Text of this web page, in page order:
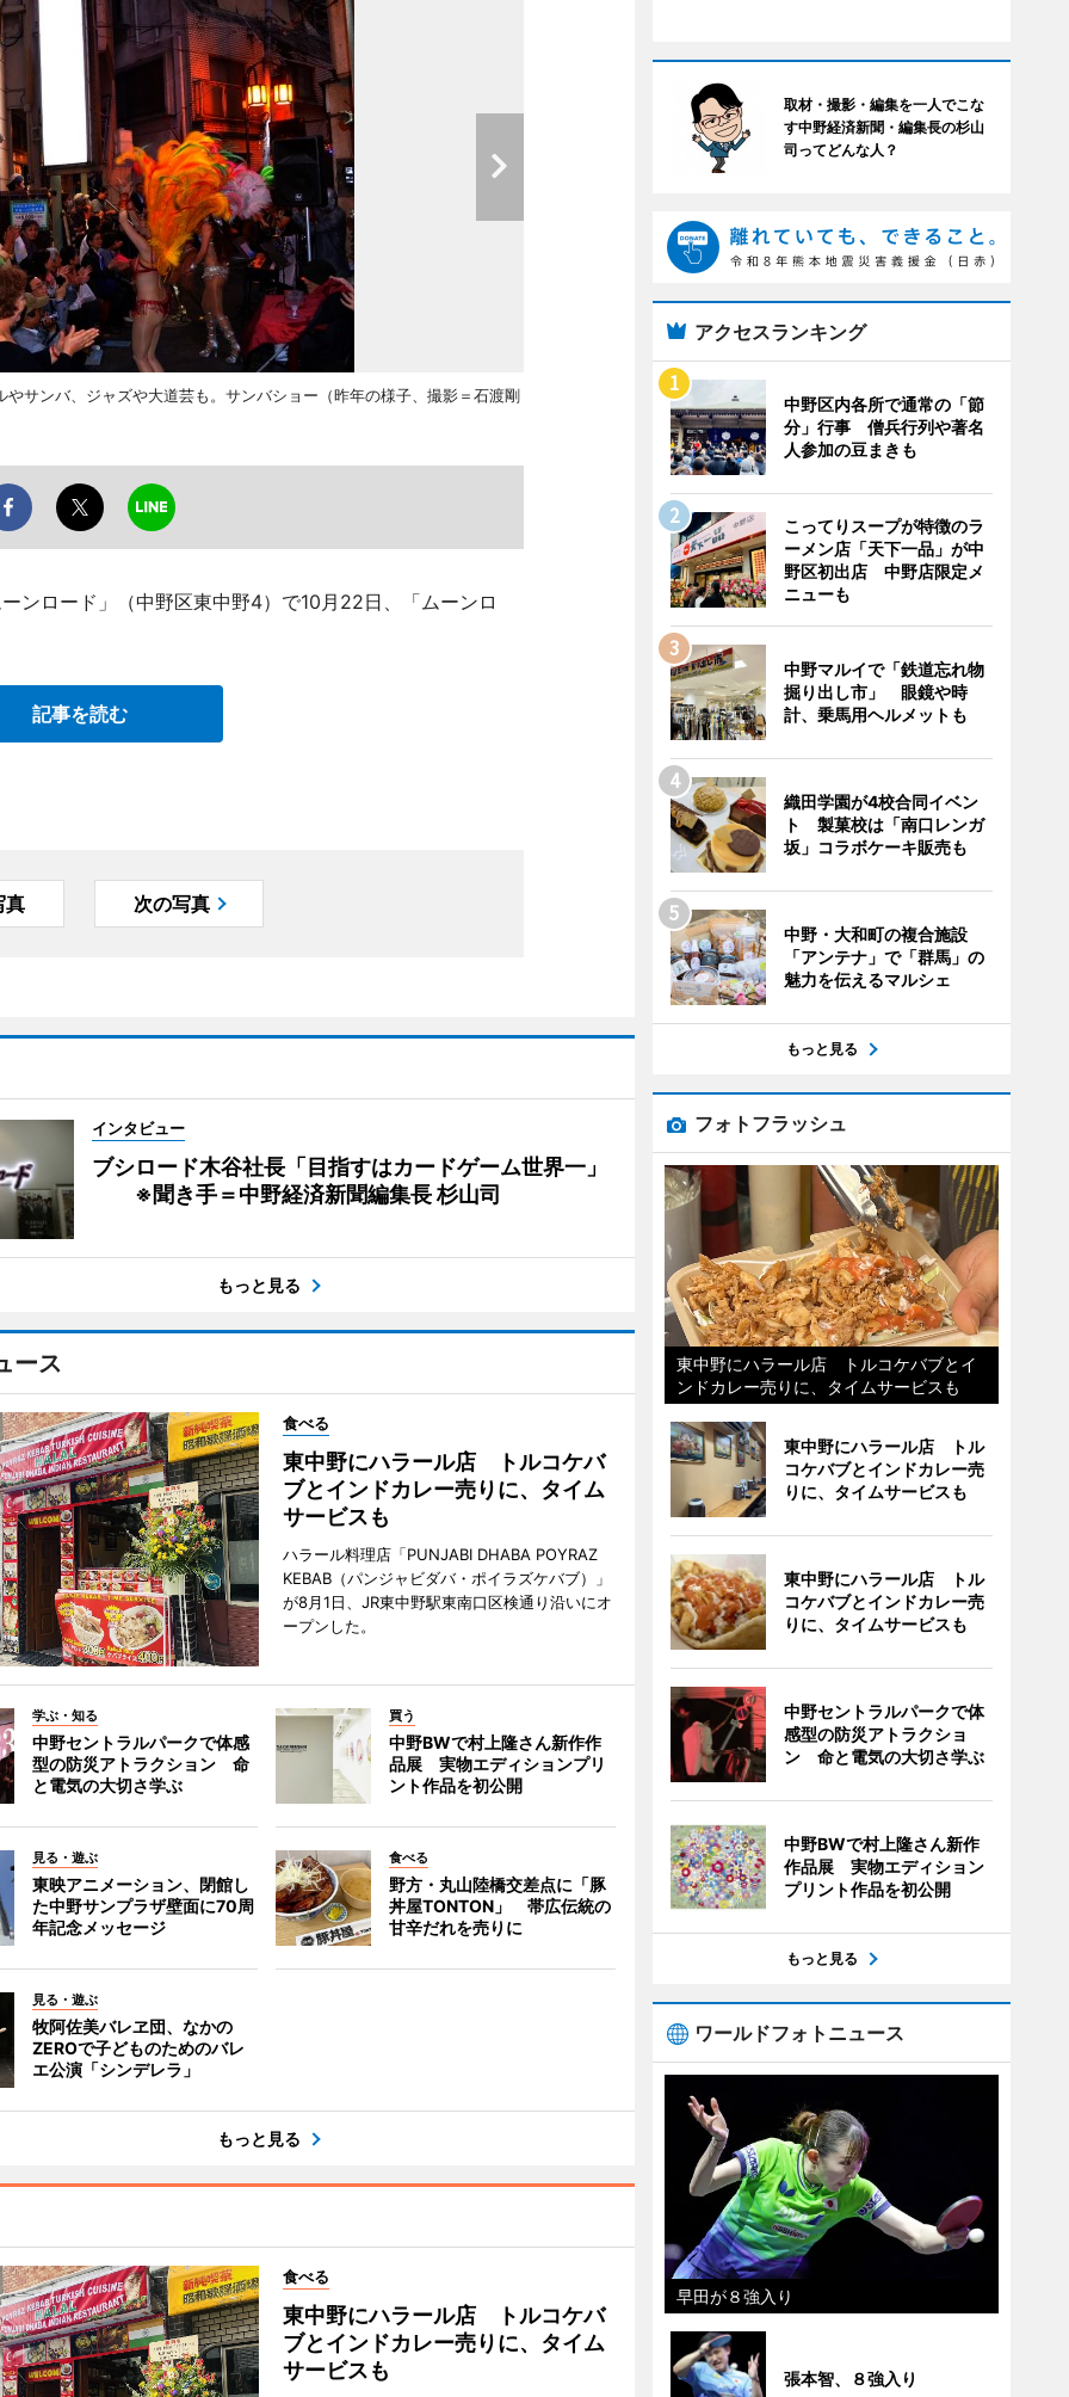
サンバ、ジャズや大道芸も。サンバショー（昨年の様子、撮影＝石渡剛
ンロード」（中野区東中野4）で10月22日、「ムーンロ
記事を読む
真 次の写真
インタビュー
ブシロード木谷社長「目指すはカードゲーム世界一」
※聞き手＝中野経済新聞編集長 杉山司
もっと見る
ース
食べる
東中野にハラール店 トルコケバ
ブとインドカレー売りに、タイム
サービスも
ハラール料理店「PUNJABI DHABA POYRAZ
KEBAB（パンジャビダバ・ポイラズケバブ）」
が8月1日、JR東中野駅東南口区検通り沿いにオ
ープンした。
学ぶ・知る
中野セントラルパークで体感
型の防災アトラクション 命
と電気の大切さ学ぶ
買う
中野BWで村上隆さん新作作
品展 実物エディションプリ
ント作品を初公開
見る・遊ぶ
東映アニメーション、閉館し
た中野サンプラザ壁面に70周
年記念メッセージ
食べる
野方・丸山陸橋交差点に「豚
丼屋TONTON」 帯広伝統の
甘辛だれを売りに
見る・遊ぶ
牧阿佐美バレヱ団、なかの
ZEROで子どものためのバレ
エ公演「シンデレラ」
もっと見る
食べる
東中野にハラール店 トルコケバ
ブとインドカレー売りに、タイム
サービスも
取材・撮影・編集を一人でこな
す中野経済新聞・編集長の杉山
司ってどんな人？
アクセスランキング
中野区内各所で通常の「節
分」行事 僧兵行列や著名
人参加の豆まきも
こってりスープが特徴のラ
ーメン店「天下一品」が中
野区初出店 中野店限定メ
ニューも
中野マルイで「鉄道忘れ物
掘り出し市」 眼鏡や時
計、乗馬用ヘルメットも
織田学園が4校合同イベン
ト 製菓校は「南口レンガ
坂」コラボケーキ販売も
中野・大和町の複合施設
「アンテナ」で「群馬」の
魅力を伝えるマルシェ
もっと見る
フォトフラッシュ
東中野にハラール店 トルコケバブとイ
ンドカレー売りに、タイムサービスも
東中野にハラール店 トル
コケバブとインドカレー売
りに、タイムサービスも
東中野にハラール店 トル
コケバブとインドカレー売
りに、タイムサービスも
中野セントラルパークで体
感型の防災アトラクショ
ン 命と電気の大切さ学ぶ
中野BWで村上隆さん新作
作品展 実物エディション
プリント作品を初公開
もっと見る
ワールドフォトニュース
早田が８強入り
張本智、８強入り